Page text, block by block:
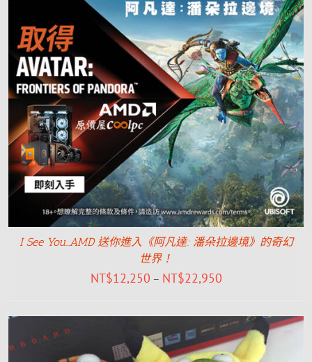
I See You…AMD 送你進入《阿凡達: 潘朵拉邊境》的奇幻
世界！
NT$12,250 – NT$22,950